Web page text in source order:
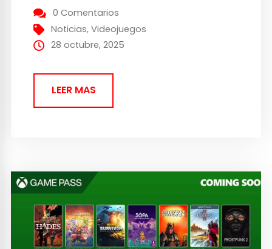
en Game Pass Premium Microsoft Flight
Simulator 2024, 22 de octubre (Nube, PC y
Xbox Series X|S) – Ahora en...
0 Comentarios
Noticias,Videojuegos
28 octubre, 2025
LEER MAS